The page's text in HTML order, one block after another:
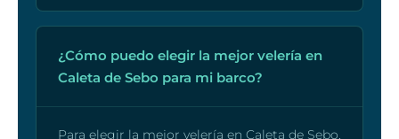
¿Cómo puedo elegir la mejor velería en
Caleta de Sebo para mi barco?
Para elegir la mejor velería en Caleta de Sebo,